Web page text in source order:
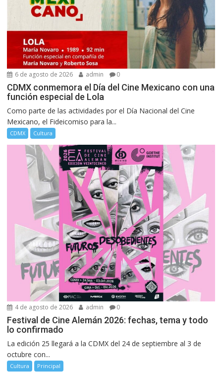
6 de agosto de 2026 admin 0
CDMX conmemora el Día del Cine Mexicano con una
función especial de Lola
Como parte de las actividades por el Día Nacional del Cine
Mexicano, el Fideicomiso para la...
CDMX Cultura
4 de agosto de 2026 admin 0
Festival de Cine Alemán 2026: fechas, tema y todo
lo confirmado
La edición 25 llegará a la CDMX del 24 de septiembre al 3 de
octubre con...
Cultura Principal